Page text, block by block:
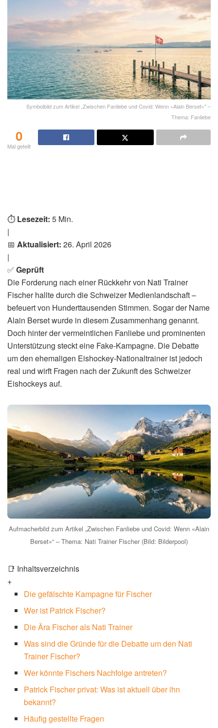
Symbolbild zum Artikel „Zwischen Fanliebe und Covid: Wenn «Alain Berset»" –
Thema: Fanliebe
0
Mal geteilt
⏱️ Lesezeit: 5 Min.
|
📅 Aktualisiert: 26. April 2026
|
✅ Geprüft
Die Forderung nach einer Rückkehr von Nati Trainer
Fischer hallte durch die Schweizer Medienlandschaft –
befeuert von Hunderttausenden Stimmen. Sogar der Name
Alain Berset wurde in diesem Zusammenhang genannt.
Doch hinter der vermeintlichen Fanliebe und prominenten
Unterstützung steckt eine Fake-Kampagne. Die Debatte
um den ehemaligen Eishockey-Nationaltrainer ist jedoch
real und wirft Fragen nach der Zukunft des Schweizer
Eishockeys auf.
Aufmacherbild zum Artikel „Zwischen Fanliebe und Covid: Wenn «Alain
Berset»“ – Thema: Nati Trainer Fischer (Bild: Bilderpool)
📑 Inhaltsverzeichnis
+
Die gefälschte Kampagne für Fischer
Wer ist Patrick Fischer?
Die Ära Fischer als Nati Trainer
Was sind die Gründe für die Debatte um den Nati
Trainer Fischer?
Wer könnte Fischers Nachfolge antreten?
Patrick Fischer privat: Was ist aktuell über ihn
bekannt?
Häufig gestellte Fragen